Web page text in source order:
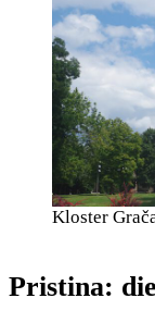
Kloster
Pristina: